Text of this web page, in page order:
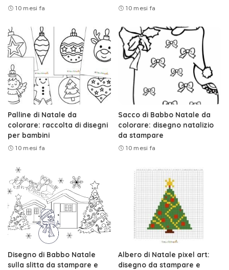
10 mesi fa 10 mesi fa
Palline di Natale da
colorare: raccolta di disegni
per bambini
10 mesi fa
Sacco di Babbo Natale da
colorare: disegno natalizio
da stampare
10 mesi fa
Disegno di Babbo Natale
sulla slitta da stampare e
Albero di Natale pixel art:
disegno da stampare e